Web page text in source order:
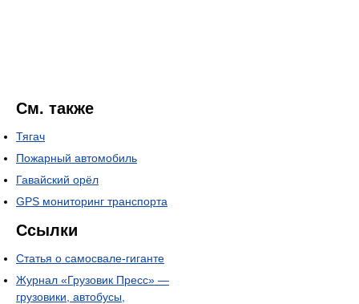
См. также
Тягач
Пожарный автомобиль
Гавайский орёл
GPS мониторинг транспорта
Ссылки
Статья о самосвале-гиганте
Журнал «Грузовик Пресс» —
грузовики, автобусы,